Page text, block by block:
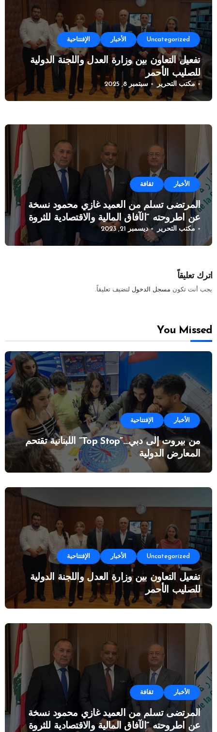
Uncategorized الأخبار الإفتتاحية
تفعيل التعاون بين وزارة العدل واللجنة الدولية
للصليب الأحمر
مكتب التحرير سبتمبر 8, 2025
الأخبار ثقافة
المرتضى تسلم من العميد غازي محمود نسخة
عن اطروحته “الآفاق المالية والاقتصادية للثروة
النفطية”
مكتب التحرير ديسمبر 21, 2023
اترك تعليقاً
يجب أنت تكون مسجل الدخول لتضيف تعليقاً.
You Missed
الأخبار الإفتتاحية
من بيروت إلى دبي…”Top Stop” اللبنانية تقتحم
المعارض الدولية
Uncategorized الأخبار الإفتتاحية
تفعيل التعاون بين وزارة العدل واللجنة الدولية
للصليب الأحمر
الأخبار ثقافة
المرتضى تسلم من العميد غازي محمود نسخة
عن اطروحته “الآفاق المالية والاقتصادية للثروة